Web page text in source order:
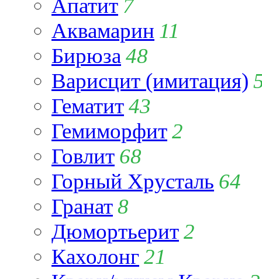
Апатит 7
Аквамарин 11
Бирюза 48
Варисцит (имитация)
Гематит43
Гемиморфит2
Говлит 68
Горный Хрусталь 64
Гранат8
Дюмортьерит2
Кахолонг21